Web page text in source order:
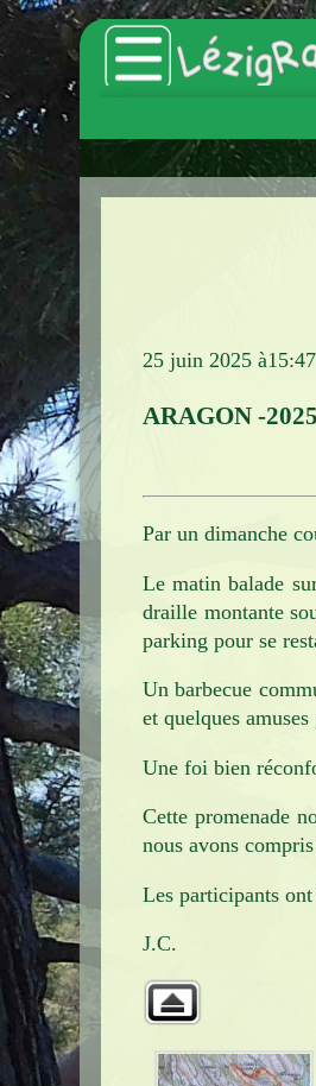
Accueil
Catalogue
L'InterClub
Contact
25 juin 2025 à15:47
ARAGON -2025
Par un dimanche
Le matin balade
draille montante
parking pour se
Un barbecue
et quelques amuses
Une foi bien
Cette promenade
nous avons
Les participants
J.C.